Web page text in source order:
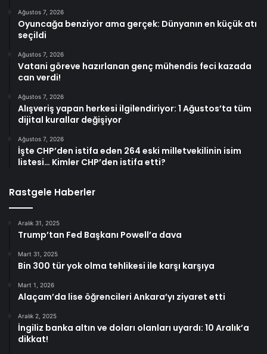
Ağustos 7, 2026
Oyuncağa benziyor ama gerçek: Dünyanın en küçük atı
seçildi
Ağustos 7, 2026
Vatani göreve hazırlanan genç mühendis feci kazada
can verdi!
Ağustos 7, 2026
Alışveriş yapan herkesi ilgilendiriyor: 1 Ağustos’ta tüm
dijital kurallar değişiyor
Ağustos 7, 2026
İşte CHP’den istifa eden 264 eski milletvekilinin isim
listesi… Kimler CHP’den istifa etti?
Rastgele Haberler
Aralık 31, 2025
Trump’tan Fed Başkanı Powell’a dava
Mart 31, 2025
Bin 300 tür yok olma tehlikesi ile karşı karşıya
Mart 1, 2026
Alaçam’da lise öğrencileri Ankara’yı ziyaret etti
Aralık 2, 2025
İngiliz banka altın ve doları olanları uyardı: 10 Aralık’a
dikkat!